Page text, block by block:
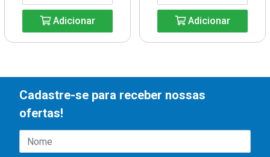
Adicionar Adicionar
Cadastre-se para receber nossas
ofertas!